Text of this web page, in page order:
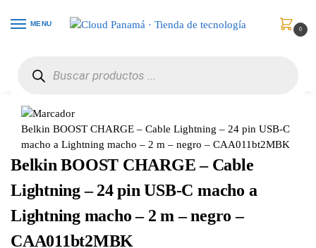
MENU
0
Belkin BOOST CHARGE – Cable Lightning – 24 pin USB-C
macho a Lightning macho – 2 m – negro – CAA011bt2MBK
Belkin BOOST CHARGE – Cable
Lightning – 24 pin USB-C macho a
Lightning macho – 2 m – negro –
CAA011bt2MBK